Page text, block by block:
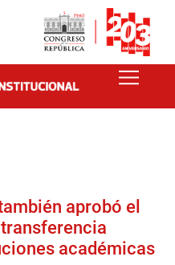
aprobó el
académicas